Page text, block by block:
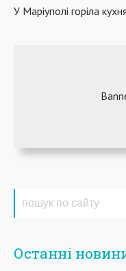
У Маріуполі горіла
Останні